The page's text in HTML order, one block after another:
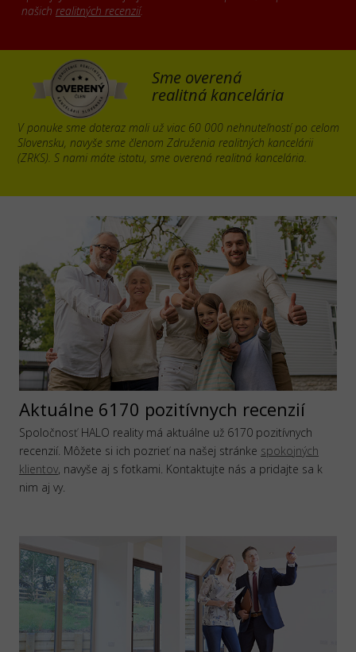
našich realitných recenzií.
Sme overená
realitná kancelária
V ponuke sme doteraz mali už viac 60 000 nehnuteľností po celom
Slovensku, navyše sme členom Združenia realitných kancelárii
(ZRKS). S nami máte istotu, sme overená realitná kancelária.
Aktuálne 6170 pozitívnych recenzií
Spoločnosť HALO reality má aktuálne už 6170 pozitívnych
recenzií. Môžete si ich pozrieť na našej stránke spokojných
klientov, navyše aj s fotkami. Kontaktujte nás a pridajte sa k
nim aj vy.